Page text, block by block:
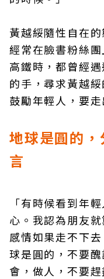
黃越綏隨性自在
經常在臉書粉絲
高鐵時，都曾經
的手，尋求黃越
鼓勵年輕人，要走
地球是圓的
言
「有時候看到年
心。我認為朋友
感情如果走不下
球是圓的，不要
會，做人，不要趕